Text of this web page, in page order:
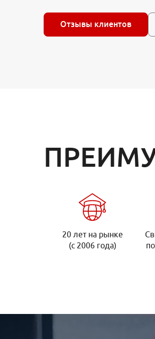
Отзывы клиентов
20 лет на рынке
(с 2006 года)